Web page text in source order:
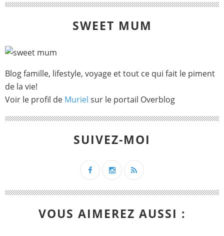
SWEET MUM
Blog famille, lifestyle, voyage et tout ce qui fait le piment
de la vie!
Voir le profil de Muriel sur le portail Overblog
SUIVEZ-MOI
VOUS AIMEREZ AUSSI :